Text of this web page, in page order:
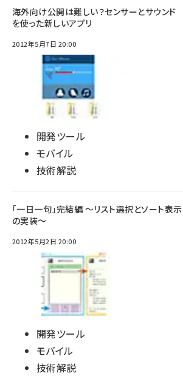
海外向け公開は難しい？センサーとサウンド
を使った新しいアプリ
2012年5月7日 20:00
開発ツール
モバイル
技術解説
「一日一句」完結編 〜リスト選択とソート表示
の実装〜
2012年5月2日 20:00
開発ツール
モバイル
技術解説